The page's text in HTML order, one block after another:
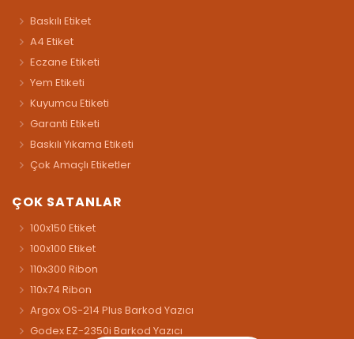
Baskılı Etiket
A4 Etiket
Eczane Etiketi
Yem Etiketi
Kuyumcu Etiketi
Garanti Etiketi
Baskılı Yıkama Etiketi
Çok Amaçlı Etiketler
ÇOK SATANLAR
100x150 Etiket
100x100 Etiket
110x300 Ribon
110x74 Ribon
Argox OS-214 Plus Barkod Yazıcı
Godex EZ-2350i Barkod Yazıcı